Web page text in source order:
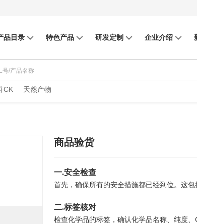
品目录 特色产品 研发定制 企业介绍
CK 天然产物
商品验货
一.安全检查
首先，确保所有的安全措施都已经到位。这
二.标签核对
检查化学品的标签，确认化学品名称、纯度、